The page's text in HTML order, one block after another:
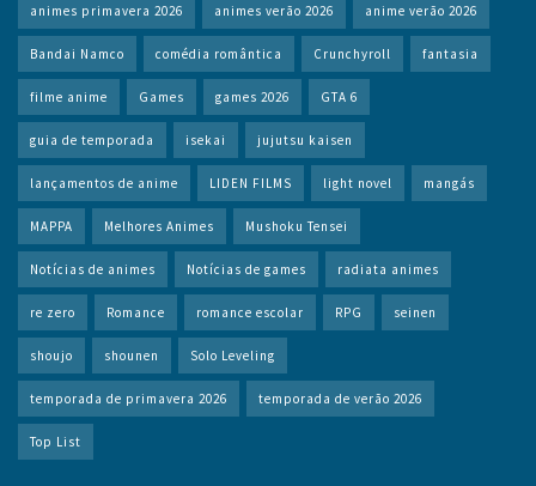
animes primavera 2026 animes verão 2026 anime verão 2026
Bandai Namco comédia romântica Crunchyroll fantasia
filme anime Games games 2026 GTA 6
guia de temporada isekai jujutsu kaisen
lançamentos de anime LIDEN FILMS light novel mangás
MAPPA Melhores Animes Mushoku Tensei
Notícias de animes Notícias de games radiata animes
re zero Romance romance escolar RPG seinen
shoujo shounen Solo Leveling
temporada de primavera 2026 temporada de verão 2026
Top List